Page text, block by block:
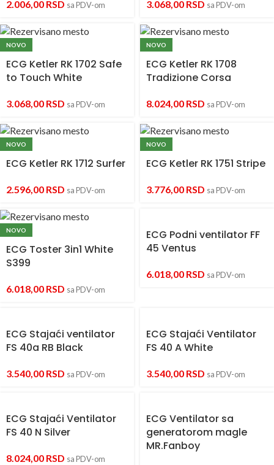
2.006,00 RSD sa PDV-om 3.068,00 RSD sa PDV-om
NOVO
ECG Ketler RK 1702 Safe
to Touch White
3.068,00 RSD sa PDV-om
NOVO
ECG Ketler RK 1708
Tradizione Corsa
8.024,00 RSD sa PDV-om
NOVO
ECG Ketler RK 1712 Surfer
2.596,00 RSD sa PDV-om
NOVO
ECG Ketler RK 1751 Stripe
3.776,00 RSD sa PDV-om
NOVO
ECG Toster 3in1 White
S399
6.018,00 RSD sa PDV-om
ECG Podni ventilator FF
45 Ventus
6.018,00 RSD sa PDV-om
ECG Stajaći ventilator
FS 40a RB Black
3.540,00 RSD sa PDV-om
ECG Stajaći Ventilator
FS 40 A White
3.540,00 RSD sa PDV-om
ECG Stajaći Ventilator
FS 40 N Silver
8.024,00 RSD sa PDV-om
ECG Ventilator sa
generatorom magle
MR.Fanboy